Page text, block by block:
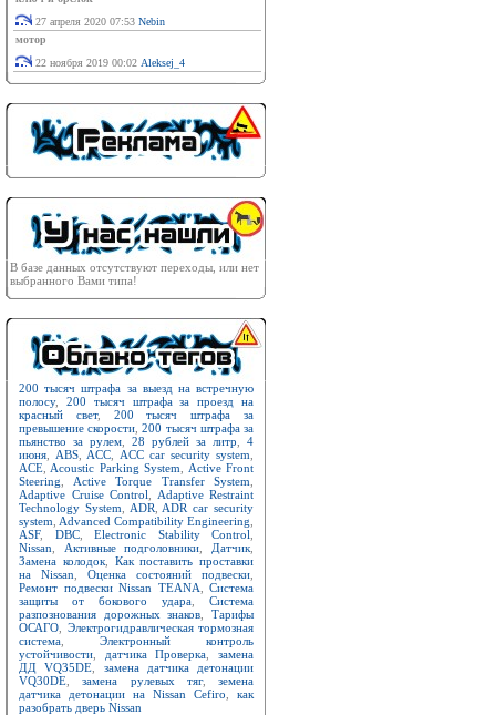
27 апреля 2020 07:53 Nebin
мотор
22 ноября 2019 00:02 Aleksej_4
В базе данных отсутствуют переходы, или нет
выбранного Вами типа!
200 тысяч штрафа за выезд на встречную
полосу, 200 тысяч штрафа за проезд на
красный свет, 200 тысяч штрафа за
превышение скорости ,200 тысяч штрафа за
пьянство за рулем
28 рублей за литр
4
июня
ABS ACC ACC car security system
ACE Acoustic Parking System
Active Front
Steering
Active Torque Transfer System
Adaptive Cruise Control
Adaptive Restraint
Technology System
ADR
ADR car security
system Advanced Compatibility Engineering
ASF, DBC, Electronic Stability Control
Nissan
Активные подголовники Датчик
Замена колодок, Как поставить проставки
на Nissan
Оценка состояний подвески
Ремонт подвески Nissan TEANA
Система
защиты от бокового удара
Система
разпознования дорожных знаков ,Тарифы
ОСАГО
Электрогидравлическая тормозная
система
Электронный контроль
устойчивости
датчика Проверка ,замена
ДД VQ35DE
замена датчика детонации
VQ30DE ,замена рулевых тяг, земена
датчика детонации на Nissan Cefiro
как
разобрать дверь Nissan